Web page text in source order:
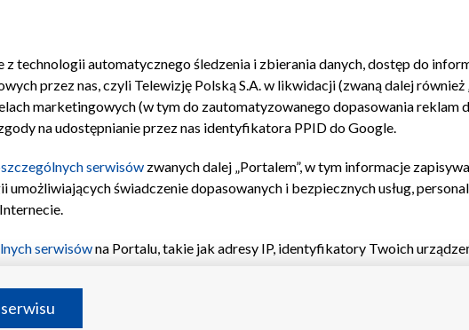
Moje zgody Pomoc Biuro reklamy Kontakt
technologii automatycznego śledzenia i zbierania danych, dostęp do
przez nas, czyli Telewizję Polską S.A. w likwidacji (zwaną dalej również
marketingowych (w tym do zautomatyzowanego dopasowania reklam
na udostępnianie przez nas identyfikatora PPID do Google.
serwisów zwanych dalej „Portalem”, w tym informacje
świadczenie dopasowanych i bezpiecznych usług,
serwisówna Portalu, takie jak adresy IP, identyfikatory Twoich
na urządzeniu lub dostęp do nich, wyboru podstawowych reklam,
treści, wyboru spersonalizowanych treści, pomiaru